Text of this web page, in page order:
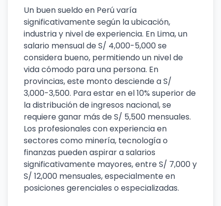
Un buen sueldo en Perú varía
significativamente según la ubicación,
industria y nivel de experiencia. En Lima, un
salario mensual de S/ 4,000-5,000 se
considera bueno, permitiendo un nivel de
vida cómodo para una persona. En
provincias, este monto desciende a S/
3,000-3,500. Para estar en el 10% superior de
la distribución de ingresos nacional, se
requiere ganar más de S/ 5,500 mensuales.
Los profesionales con experiencia en
sectores como minería, tecnología o
finanzas pueden aspirar a salarios
significativamente mayores, entre S/ 7,000 y
S/ 12,000 mensuales, especialmente en
posiciones gerenciales o especializadas.